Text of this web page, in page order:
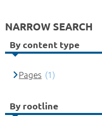
NARROW SEARCH
By content type
Pages (1)
By rootline